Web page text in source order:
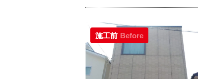
施工前 Before